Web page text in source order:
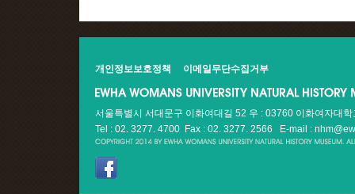
개인정보보호정책 이메일무단수집거부
서울특별시 서대문구 이화여대길 52 우 : 03760 이화여자대
Tel : 02. 3277. 4700 Fax : 02. 3277. 2566
E-mail :